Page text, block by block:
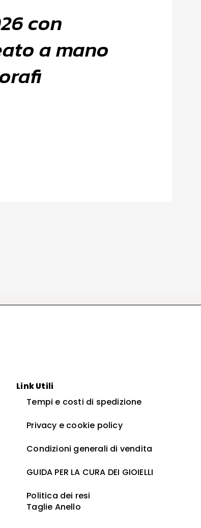
con
a mano
Link Utili
Tempi e costi di spedizione
Privacy e cookie policy
Condizioni generali di vendita
GUIDA PER LA CURA DEI GIOIELLI ​
Politica dei resi
Taglie Anello